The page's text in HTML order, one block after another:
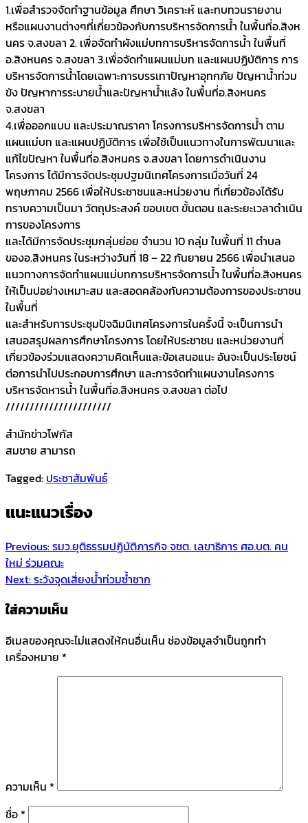
1.เพื่อสำรวจจัดทำฐานข้อมูล ศึกษา วิเคราะห์ และทบทวนรายงาน
หรือแผนงานต่างๆที่เกี่ยวข้องกับการบริหารจัดการน้ำ ในพื้นที่อ.สิงห
นคร จ.สงขลา 2. เพื่อจัดทำผังแม่บทการบริหารจัดการน้ำ ในพื้นที่
อ.สิงหนคร จ.สงขลา 3.เพื่อจัดทำแผนแม่บท และแผนปฏิบัติการ การ
บริหารจัดการน้ำโดยเฉพาะการบรรเทาปัญหาอุทกภัย ปัญหาน้ำท่วม
ขัง ปัญหาการระบายน้ำและปัญหาน้ำแล้ง ในพื้นที่อ.สิงหนคร
จ.สงขลา
4.เพื่อออกแบบ และประมาณราคา โครงการบริหารจัดการน้ำ ตาม
แผนแม่บท และแผนปฏิบัติการ เพื่อใช้เป็นแนวทางในการพัฒนาและ
แก้ไขปัญหา ในพื้นที่อ.สิงหนคร จ.สงขลา โดยการดำเนินงาน
โครงการ ได้มีการจัดประชุมปฐมนิเทศโครงการเมื่อวันที่ 24
พฤษภาคม 2566 เพื่อให้ประชาชนและหน่วยงาน ที่เกี่ยวข้องได้รับ
ทราบความเป็นมา วัตถุประสงค์ ขอบเขต ขั้นตอน และระยะเวลาดำเนิน
การของโครงการ
และได้มีการจัดประชุมกลุ่มย่อย จำนวน 10 กลุ่ม ในพื้นที่ 11 ตำบล
ของอ.สิงหนคร ในระหว่างวันที่ 18 – 22 กันยายน 2566 เพื่อนำเสนอ
แนวทางการจัดทำแผนแม่บทการบริหารจัดการน้ำ ในพื้นที่อ.สิงหนคร
ให้เป็นปอย่างเหมาะสม และสอดคล้องกับความต้องการของประชาชน
ในพื้นที่
และสำหรับการประชุมปัจฉิมนิเทศโครงการในครั้งนี้ จะเป็นการนำ
เสนอสรุปผลการศึกษาโครงการ โดยให้ประชาชน และหน่วยงานที่
เกี่ยวข้องร่วมแสดงความคิดเห็นและข้อเสนอแนะ อันจะเป็นประโยชน์
ต่อการนำไปประกอบการศึกษา และการจัดทำแผนงานโครงการ
บริหารจัดหารน้ำ ในพื้นที่อ.สิงหนคร จ.สงขลา ต่อไป
//////////////////////
สำนักข่าวโฟกัส
สมชาย สามารถ
Tagged: ประชาสัมพันธ์
แนะแนวเรื่อง
Previous:รมว.ยุติธรรมปฏิบัติภารกิจ จชต. เลขาธิการ ศอ.บต. คน
ใหม่ ร่วมคณะ
Next:ระวังจุดเสี่ยงน้ำท่วมซ้ำซาก
ใส่ความเห็น
อีเมลของคุณจะไม่แสดงให้คนอื่นเห็น ช่องข้อมูลจำเป็นถูกทำ
เครื่องหมาย *
ความเห็น *
ชื่อ *